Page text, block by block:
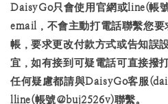
DaisyGo只會使用官網或line(帳
email，不會主動打電話聯繫您
帳，要求更改付款方式或告知誤
宜，如有接到可疑電話可直接撥
任何疑慮都請與DaisyGo客服
lline(帳號＠buj2526v)聯繫。